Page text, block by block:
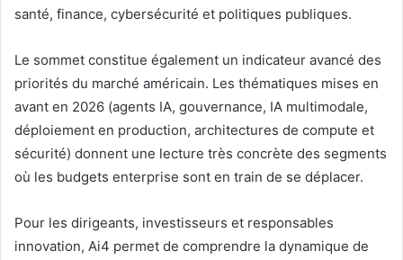
santé, finance, cybersécurité et politiques publiques.
Le sommet constitue également un indicateur avancé des
priorités du marché américain. Les thématiques mises en
avant en 2026 (agents IA, gouvernance, IA multimodale,
déploiement en production, architectures de compute et
sécurité) donnent une lecture très concrète des segments
où les budgets enterprise sont en train de se déplacer.
Pour les dirigeants, investisseurs et responsables
innovation, Ai4 permet de comprendre la dynamique de